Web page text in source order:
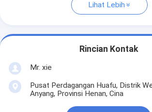
Lihat Lebih
Rincian Kontak
Mr. xie
Pusat Perdagangan Huafu, Distrik
Anyang, Provinsi Henan, Cina